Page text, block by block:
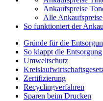
Ankaufspreise
Alle Ankaufspreise
So funktioniert der
Gründe für die
So klappt die Entsorgung
Umweltschutz
Zertifizierung
Recyclingverfahren
Sparen beim Drucken